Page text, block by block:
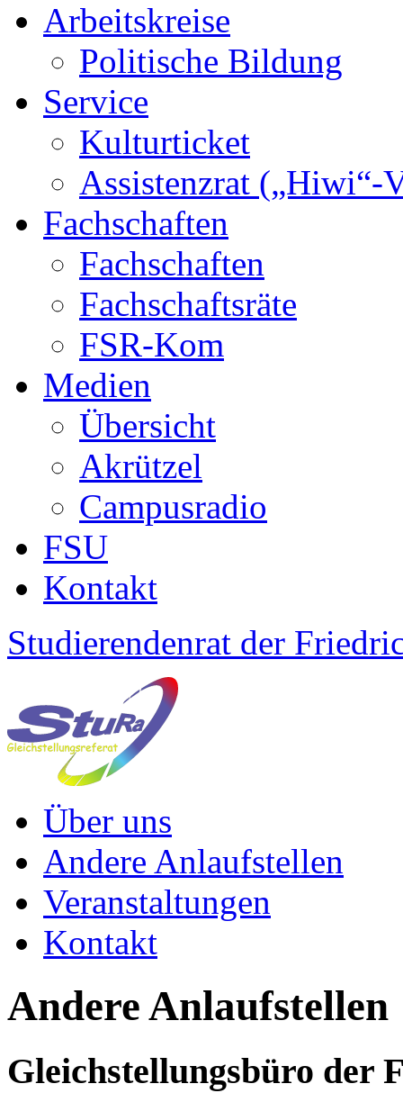
Arbeitskreise
Politische Bildung
Service
Kulturticket
Assistenzrat („Hiwi“-
Fachschaften
Fachschaften
Fachschaftsräte
FSR-Kom
Medien
Übersicht
Akrützel
Campusradio
FSU
Kontakt
Studierendenrat der
Über uns
Andere Anlaufstellen
Veranstaltungen
Kontakt
Andere Anlaufstellen
Gleichstellungsbüro der